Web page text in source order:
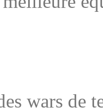
wars de